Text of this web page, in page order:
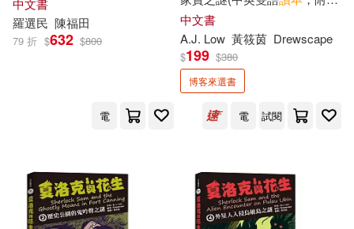
朱嘉雯(85) Lee(83)
Series Editor:Rob Waring(83)
Michael A. Putlack(78)
張泉(77)
遠流(390) 龍門書局(388)
Bedford/st Martins(376)
二十一世紀出版社(376)
湖北美術出版社(373)
中文書
羅選民 陳福田
79 折 $632 $800
電
語有聲
中文書
A.J. Low 黃筱茵 Drewscape
$199 $380
博客來選書
電 試閱